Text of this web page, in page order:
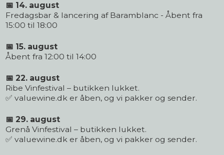
📅 14. august
Fredagsbar & lancering af Baramblanc - Åbent fra
15:00 til 18:00
📅 15. august
Åbent fra 12:00 til 14:00
📅 22. august
Ribe Vinfestival – butikken lukket.
✅ valuewine.dk er åben, og vi pakker og sender.
📅 29. august
Grenå Vinfestival – butikken lukket.
✅ valuewine.dk er åben, og vi pakker og sender.